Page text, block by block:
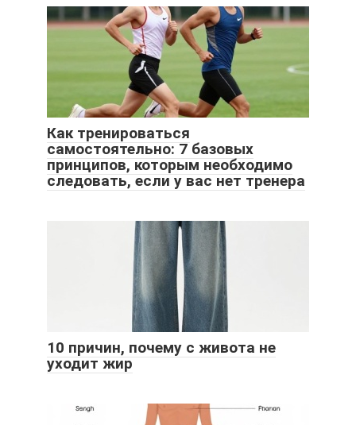
Как тренироваться
самостоятельно: 7 базовых
принципов, которым необходимо
следовать, если у вас нет тренера
10 причин, почему c живота не
уходит жир